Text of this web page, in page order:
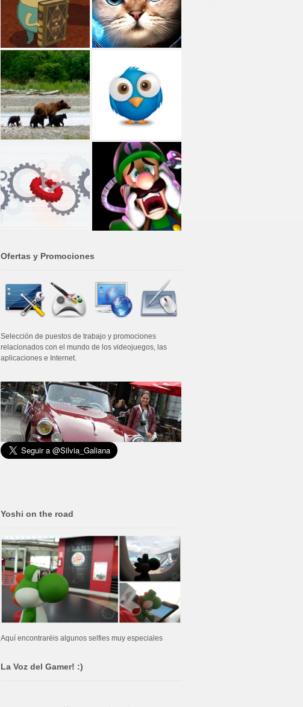
Ofertas y Promociones
Selección de puestos de trabajo y promociones
relacionados con el mundo de los videojuegos, las
aplicaciones e Internet.
Yoshi on the road
Aquí encontraréis algunos selfies muy especiales
La Voz del Gamer! :)